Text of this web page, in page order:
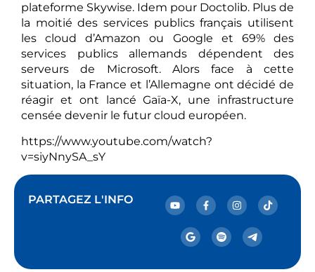
plateforme Skywise. Idem pour Doctolib. Plus de
la moitié des services publics français utilisent
les cloud d’Amazon ou Google et 69% des
services publics allemands dépendent des
serveurs de Microsoft. Alors face à cette
situation, la France et l’Allemagne ont décidé de
réagir et ont lancé Gaïa-X, une infrastructure
censée devenir le futur cloud européen.
https://www.youtube.com/watch?
v=siyNnySA_sY
PARTAGEZ L'INFO